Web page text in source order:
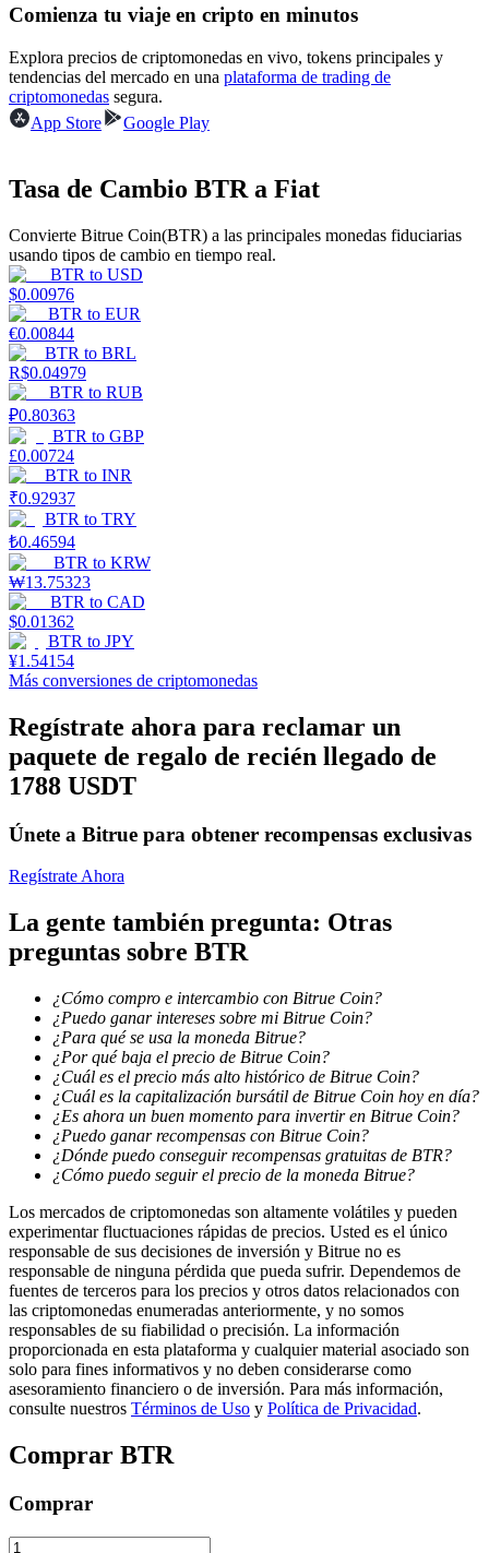
Trade Gold & Silver · 33,333 USDT Bonus
USDT New User Exclusive 10% APR
BTC New User Exclusive: 6.5% APR
BTC Flexible Staking | Daily Rewards
Más eventos
Gana premios y recompensas exclusivas
Centro de recompensas
AccesoInscribirse
Comienza tu viaje en cripto en minutos
Explora precios de criptomonedas en vivo, tokens principales y
tendencias del mercado en una plataforma de trading de
criptomonedas segura.
App Store
Google Play
Tasa de Cambio BTR a Fiat
Convierte Bitrue Coin(BTR) a las principales monedas fiduciarias
usando tipos de cambio en tiempo real.
BTR to USD
$0.00976
BTR to EUR
€0.00844
BTR to BRL
R$0.04979
BTR to RUB
₽0.80363
BTR to GBP
£0.00724
BTR to INR
₹0.92937
BTR to TRY
₺0.46594
BTR to KRW
₩13.75323
BTR to CAD
$0.01362
BTR to JPY
¥1.54154
Más conversiones de criptomonedas
Regístrate ahora para reclamar un
paquete de regalo de recién llegado de
1788 USDT
Únete a Bitrue para obtener recompensas exclusivas
Regístrate Ahora
La gente también pregunta: Otras
preguntas sobre BTR
¿Cómo compro e intercambio con Bitrue Coin?
¿Puedo ganar intereses sobre mi Bitrue Coin?
¿Para qué se usa la moneda Bitrue?
¿Por qué baja el precio de Bitrue Coin?
¿Cuál es el precio más alto histórico de Bitrue Coin?
¿Cuál es la capitalización bursátil de Bitrue Coin hoy en día?
¿Es ahora un buen momento para invertir en Bitrue Coin?
¿Puedo ganar recompensas con Bitrue Coin?
¿Dónde puedo conseguir recompensas gratuitas de BTR?
¿Cómo puedo seguir el precio de la moneda Bitrue?
Los mercados de criptomonedas son altamente volátiles y pueden
experimentar fluctuaciones rápidas de precios. Usted es el único
responsable de sus decisiones de inversión y Bitrue no es
responsable de ninguna pérdida que pueda sufrir. Dependemos de
fuentes de terceros para los precios y otros datos relacionados con
las criptomonedas enumeradas anteriormente, y no somos
responsables de su fiabilidad o precisión. La información
proporcionada en esta plataforma y cualquier material asociado son
solo para fines informativos y no deben considerarse como
asesoramiento financiero o de inversión. Para más información,
consulte nuestros Términos de Uso y Política de Privacidad.
Comprar BTR
Comprar